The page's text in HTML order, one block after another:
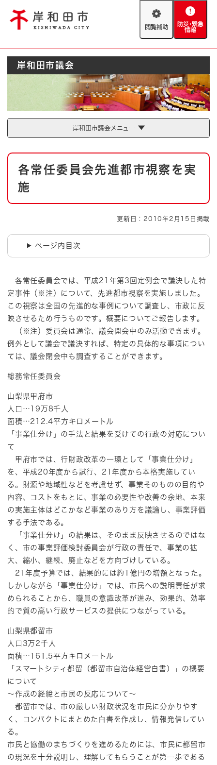
閲
助
防
緊
情
報
Foreign language
やさしい日本語
とじる
防災・緊急情報
ハザードマップ AED設置箇所
とじる
岸和田市議会
岸和田市議会メニュー
本
各常任委員会先進都市視察を実
施
更新日：2010年2月15日掲載
ページ内目次
各常任委員会では、平成21年第3回定例会で議決した特
定事件（※注）について、先進都市視察を実施しました。
この視察は全国の先進的な事例について調査し、市政に反
映させるため行うものです。概要についてご報告します。
（※注）委員会は通常、議会開会中のみ活動できます。
例外として議会で議決すれば、特定の具体的な事項につい
ては、議会閉会中も調査することができます。
総務常任委員会
山梨県甲府市
人口…19万8千人
面積…212.4平方キロメートル
「事業仕分け」の手法と結果を受けての行政の対応につい
て
甲府市では、行財政改革の一環として「事業仕分け」
を、平成20年度から試行、21年度から本格実施してい
る。財源や地域性などを考慮せず、事業そのものの目的や
内容、コストをもとに、事業の必要性や改善の余地、本来
の実施主体はどこかなど事業のあり方を議論し、事業評価
する手法である。
「事業仕分け」の結果は、そのまま反映させるのではな
く、市の事業評価検討委員会が行政の責任で、事業の拡
大、縮小、継続、廃止などを方向づけしている。
21年度予算では、結果的には約1億円の増額となった。
しかしながら「事業仕分け」では、市民への説明責任が求
められることから、職員の意識改革が進み、効果的、効率
的で質の高い行政サービスの提供につながっている。
山梨県都留市
人口3万2千人
面積…161.5平方キロメートル
「スマートシティ都留（都留市自治体経営白書）」の概要
について
～作成の経緯と市民の反応について～
都留市では、市の厳しい財政状況を市民に分かりやす
く、コンパクトにまとめた白書を作成し、情報発信してい
る。
市民と協働のまちづくりを進めるためには、市民に都留市
の現況を十分説明し、理解してもらうことが第一歩である